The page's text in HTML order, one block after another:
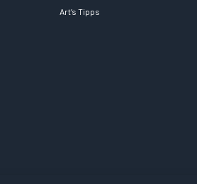
Art’s Tipps